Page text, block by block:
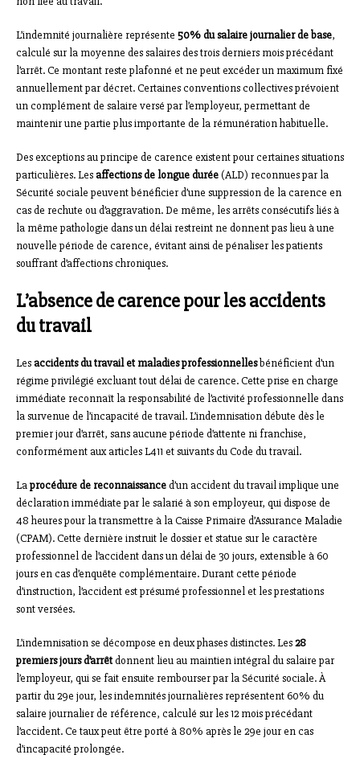
L’indemnité journalière représente 50% du salaire journalier de base,
calculé sur la moyenne des salaires des trois derniers mois précédant
l’arrêt. Ce montant reste plafonné et ne peut excéder un maximum fixé
annuellement par décret. Certaines conventions collectives prévoient
un complément de salaire versé par l’employeur, permettant de
maintenir une partie plus importante de la rémunération habituelle.
Des exceptions au principe de carence existent pour certaines situations
particulières. Lesaffections de longue durée(ALD) reconnues par la
Sécurité sociale peuvent bénéficier d’une suppression de la carence en
cas de rechute ou d’aggravation. De même, les arrêts consécutifs liés à
la même pathologie dans un délai restreint ne donnent pas lieu à une
nouvelle période de carence, évitant ainsi de pénaliser les patients
souffrant d’affections chroniques.
L’absence de carence pour les accidents
du travail
Lesaccidents du travail et maladies professionnellesbénéficient d’un
régime privilégié excluant tout délai de carence. Cette prise en charge
immédiate reconnaît la responsabilité de l’activité professionnelle dans
la survenue de l’incapacité de travail. L’indemnisation débute dès le
premier jour d’arrêt, sans aucune période d’attente ni franchise,
conformément aux articles L411 et suivants du Code du travail.
Laprocédure de reconnaissanced’un accident du travail implique une
déclaration immédiate par le salarié à son employeur, qui dispose de
48 heures pour la transmettre à la Caisse Primaire d’Assurance Maladie
(CPAM). Cette dernière instruit le dossier et statue sur le caractère
professionnel de l’accident dans un délai de 30 jours, extensible à 60
jours en cas d’enquête complémentaire. Durant cette période
d’instruction, l’accident est présumé professionnel et les prestations
sont versées.
L’indemnisation se décompose en deux phases distinctes. Les28
premiers jours d’arrêtdonnent lieu au maintien intégral du salaire par
l’employeur, qui se fait ensuite rembourser par la Sécurité sociale. À
partir du 29e jour, les indemnités journalières représentent 60% du
salaire journalier de référence, calculé sur les 12 mois précédant
l’accident. Ce taux peut être porté à 80% après le 29e jour en cas
d’incapacité prolongée.